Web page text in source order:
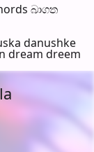
බාගත
danushke
dream dreem